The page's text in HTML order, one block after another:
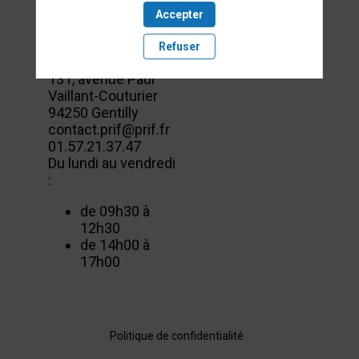
131, avenue Paul
Vaillant-Couturier
94250 Gentilly
contact.prif@prif.fr
01.57.21.37.47
Du lundi au vendredi
:
de 09h30 à
12h30
de 14h00 à
17h00
Politique de confidentialité
Accepter
Refuser